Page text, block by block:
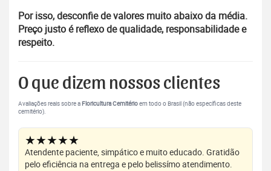
Por isso, desconfie de valores muito abaixo da média.
Preço justo é reflexo de qualidade, responsabilidade e
respeito.
O que dizem nossos clientes
Avaliações reais sobre a Floricultura Cemitérioem todo o Brasil (não específicas deste
cemitério).
★★★★★
Atendente paciente, simpático e muito educado. Gratidão
pelo eficiência na entrega e pelo belissímo atendimento.